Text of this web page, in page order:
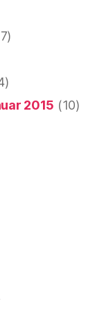
2015 (10)